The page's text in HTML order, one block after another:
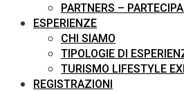
PARTNERS –
ESPERIENZE
CHI SIAMO
TIPOLOGIE DI
TURISMO LIFESTYLE
REGISTRAZIONI